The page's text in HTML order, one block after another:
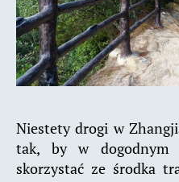
Niestety drogi w
tak, by w dogodnym
skorzystać ze środka